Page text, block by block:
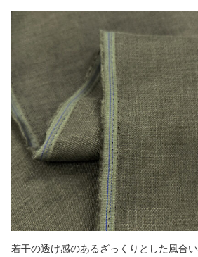
若干の透け感のあるざっくりとした風合